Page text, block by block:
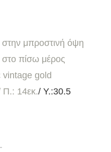
μπροστινή όψη
πίσω μέρος
vintage gold
Π.: 14εκ./ Υ.:30.5